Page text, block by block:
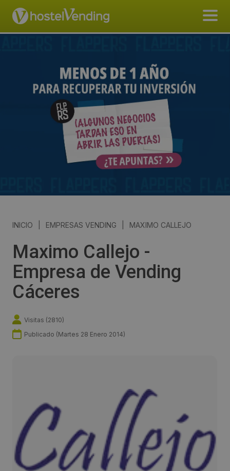
INICIO EMPRESAS VENDING MAXIMO CALLEJO
Maximo Callejo -
Empresa de Vending
Cáceres
Visitas (2810)
Publicado (Martes 28 Enero 2014)